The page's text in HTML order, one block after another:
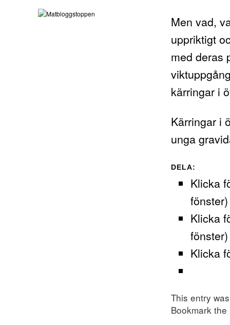
Men vad,
uppriktigt
med deras
kärringar i
Kärringar i
unga
DELA:
Klicka
fönster)
Klicka
fönster)
Klicka
This entry
Bookmark the